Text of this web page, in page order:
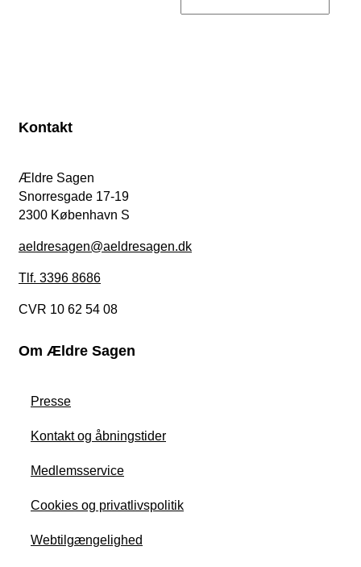
Kontakt
Ældre Sagen
Snorresgade 17-19
2300 København S
aeldresagen@aeldresagen.dk
Tlf. 3396 8686
CVR 10 62 54 08
Om Ældre Sagen
Presse
Kontakt og åbningstider
Medlemsservice
Cookies og privatlivspolitik
Webtilgængelighed